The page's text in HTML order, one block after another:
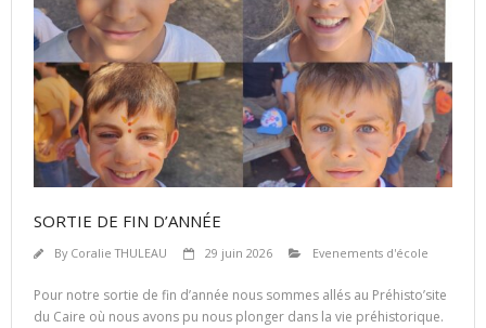
SORTIE DE FIN D’ANNÉE
By Coralie THULEAU 29 juin 2026 Evenements d'école
Pour notre sortie de fin d’année nous sommes allés au Préhisto’site
du Caire où nous avons pu nous plonger dans la vie préhistorique.